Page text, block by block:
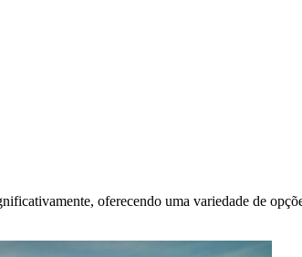
oferecendo uma variedade de